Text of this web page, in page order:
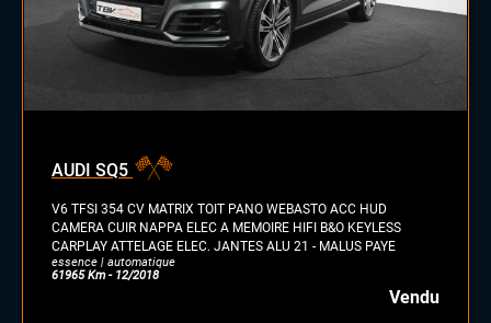
AUDI SQ5
V6 TFSI 354 CV MATRIX TOIT PANO WEBASTO ACC HUD
CAMERA CUIR NAPPA ELEC A MEMOIRE HIFI B&O KEYLESS
CARPLAY ATTELAGE ELEC. JANTES ALU 21 - MALUS PAYE
essence | automatique
61965 Km - 12/2018
Vendu